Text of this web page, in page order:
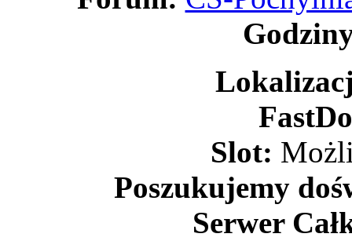
Slot:
Poszukujemy
Serwer